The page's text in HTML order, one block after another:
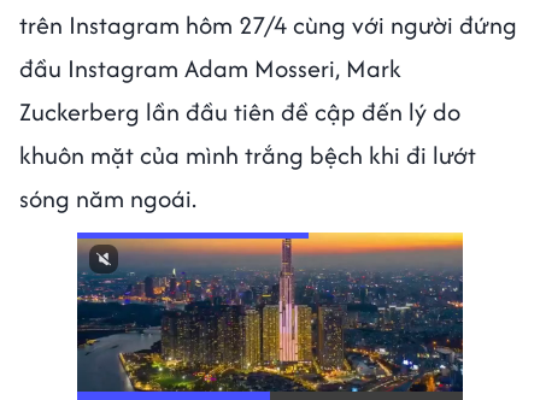
trên Instagram hôm 27/4 cùng với người đứng
đầu Instagram Adam Mosseri, Mark
Zuckerberg lần đầu tiên đề cập đến lý do
khuôn mặt của mình trắng bệch khi đi lướt
sóng năm ngoái.